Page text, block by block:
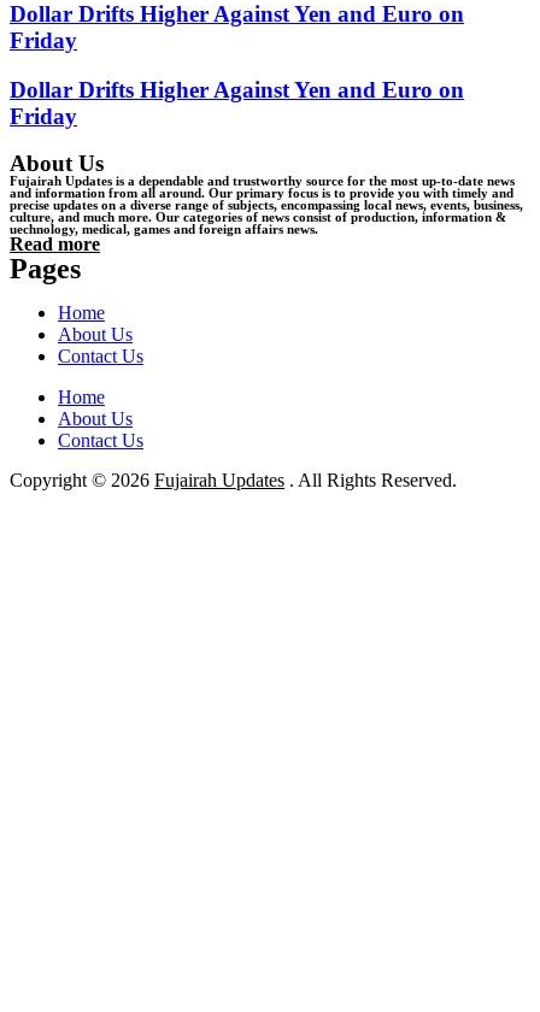
Dollar Drifts Higher Against Yen and Euro on
Friday
Dollar Drifts Higher Against Yen and Euro on
Friday
About Us
Fujairah Updates is a dependable and trustworthy source for the most up-to-date news
and information from all around. Our primary focus is to provide you with timely and
precise updates on a diverse range of subjects, encompassing local news, events, business,
culture, and much more. Our categories of news consist of production, information &
uechnology, medical, games and foreign affairs news.
Read more
Pages
Home
About Us
Contact Us
Home
About Us
Contact Us
Copyright © 2026 Fujairah Updates . All Rights Reserved.